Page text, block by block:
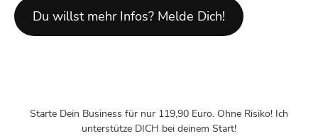
Du willst mehr Infos? Melde Dich!
Starte Dein Business für nur 119,90 Euro. Ohne Risiko! Ich
unterstütze DICH bei deinem Start!